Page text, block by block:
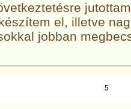
el, illetve
jobban
5